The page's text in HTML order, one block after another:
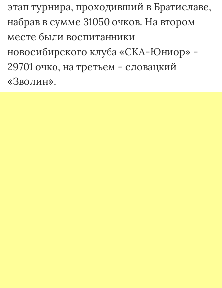
этап турнира, проходивший в Братиславе,
набрав в сумме 31050 очков. На втором
месте были воспитанники
новосибирского клуба «СКА-Юниор» -
29701 очко, на третьем - словацкий
«Зволин».